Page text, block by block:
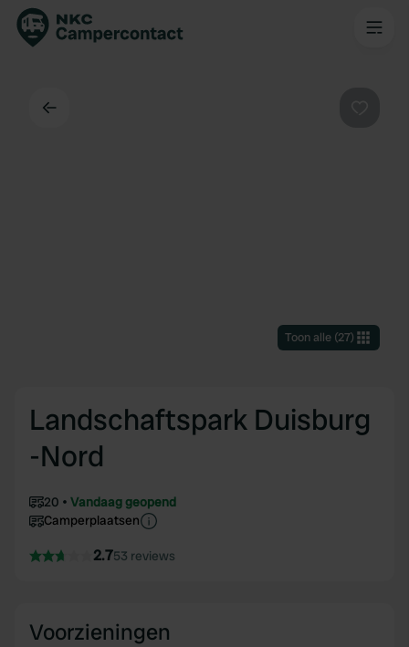
Toon alle(27)
Landschaftspark Duisburg
-Nord
20
Vandaag geopend
Camperplaatsen
2.753 reviews
Voorzieningen